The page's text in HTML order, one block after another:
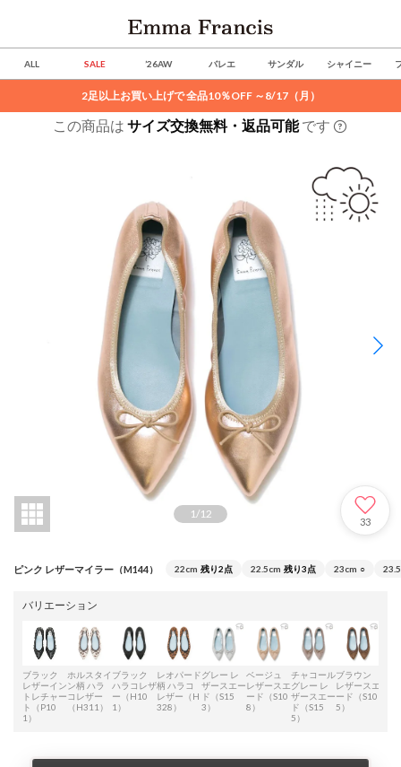
ALL SALE ’26AW バレエ サンダル シャイニー
2足以上お買い上げで 全品10％OFF ～8/17（月）
この商品は サイズ交換無料・返品可能です
1/12
33
ピンク レザーマイラー（M144） 22cm 残り2点 22.5cm 残り3点 23cm ○
バリエーション
ブラック
レザーイン
トレチャー
ト（P10
1）
ホルスタイ
ン柄 ハラ
コレザー
（H311）
ブラック
ハラコレザ
ー（H10
1）
レオパード
柄 ハラコ
レザー（H
328）
グレー レ
ザースエー
ド（S15
3）
ベージュ
レザースエ
ード（S10
8）
チャコール
グレー レ
ザースエー
ド（S15
5）
ブラウン
レザースエ
ード（S10
5）